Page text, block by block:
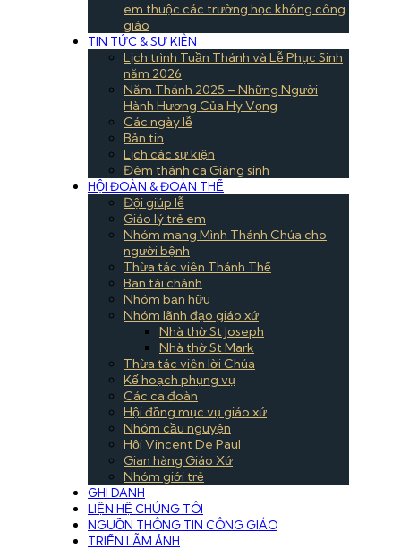
em thuộc các trường học không công
giáo
TIN TỨC & SỰ KIÊN
Lịch trình Tuần Thánh và Lễ Phục Sinh
năm 2026
Năm Thánh 2025 – Những Người
Hành Hương Của Hy Vọng
Các ngày lễ
Bản tin
Lịch các sự kiện
Đêm thánh ca Giáng sinh
HỘI ĐOÀN & ĐOÀN THỂ
Đội giúp lễ
Giáo lý trẻ em
Nhóm mang Mình Thánh Chúa cho
người bệnh
Thừa tác viên Thánh Thể
Ban tài chánh
Nhóm bạn hữu
Nhóm lãnh đạo giáo xứ
Nhà thờ St Joseph
Nhà thờ St Mark
Thừa tác viên lời Chúa
Kế hoạch phụng vụ
Các ca đoàn
Hội đồng mục vụ giáo xứ
Nhóm cầu nguyện
Hội Vincent De Paul
Gian hàng Giáo Xứ
Nhóm giới trẻ
GHI DANH
LIỆN HỆ CHÚNG TÔI
NGUỒN THÔNG TIN CÔNG GIÁO
TRIỂN LÃM ẢNH